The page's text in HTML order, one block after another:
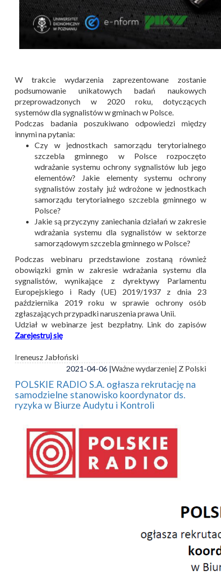
W trakcie wydarzenia zaprezentowane zostanie
podsumowanie unikatowych badań naukowych
przeprowadzonych w 2020 roku, dotyczących
systemów dla sygnalistów w gminach w Polsce.
Podczas badania poszukiwano odpowiedzi między
innymi na pytania:
Czy w jednostkach samorządu terytorialnego
szczebla gminnego w Polsce rozpoczęto
wdrażanie systemu ochrony sygnalistów lub jego
elementów? Jakie elementy systemu ochrony
sygnalistów zostały już wdrożone w jednostkach
samorządu terytorialnego szczebla gminnego w
Polsce?
Jakie są przyczyny zaniechania działań w zakresie
wdrażania systemu dla sygnalistów w sektorze
samorządowym szczebla gminnego w Polsce?
Podczas webinaru przedstawione zostaną również
obowiązki gmin w zakresie wdrażania systemu dla
sygnalistów, wynikające z dyrektywy Parlamentu
Europejskiego i Rady (UE) 2019/1937 z dnia 23
października 2019 roku w sprawie ochrony osób
zgłaszających przypadki naruszenia prawa Unii.
Udział w webinarze jest bezpłatny. Link do zapisów
Zarejestruj się
Ireneusz Jabłoński
2021-04-06 |Ważne wydarzenie| Z Polski
POLSKIE RADIO S.A. ogłasza rekrutację na
samodzielne stanowisko koordynator ds.
ryzyka w Biurze Audytu i Kontroli